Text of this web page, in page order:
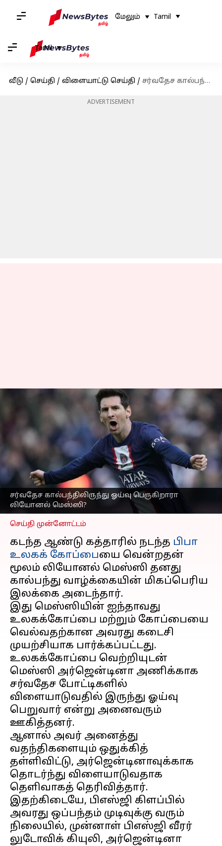
மேலும் Tamil
Tamil
வீடு / செய்தி / விளையாட்டு செய்தி / சர்வதேச கால்பந்திலிருந்து ஓய்வு பெருகிறாரா லியோனல் மெஸ்ஸி? முன்னாள் பிஎஸ்ஜி கிளப் வீரர் கொடுத்த பதில்!
ADVERTISEMENT
சர்வதேச கால்பந்திலிருந்து ஓய்வு பெருகிறாரா
லியோனல் மெஸ்ஸி?
சர்வதேச
கால்பந்திலிருந்து ஓய்வு
பெருகிறாரா லியோனல்
மெஸ்ஸி? முன்னாள்
பிஎஸ்ஜி கிளப் வீரர்
கொடுத்த பதில்!
எழுதியவர் Sekar Chinnappan Feb 23, 2023 04:40 pm
செய்தி முன்னோட்டம்
கடந்த ஆண்டு கத்தாரில் நடந்த பிபா
உலகக் கோப்பையை வென்றதன்
மூலம் லியோனல் மெஸ்ஸி தனது
கால்பந்து வாழ்க்கையின் மிகப்பெரிய
இலக்கை அடைந்தார்.
இது மெஸ்ஸியின் ஐந்தாவது
உலகக்கோப்பை மற்றும் கோப்பையை
வெல்வதற்கான அவரது கடைசி
முயற்சியாக பார்க்கப்பட்டது.
உலகக்கோப்பை வெற்றியுடன்
மெஸ்ஸி அர்ஜென்டினா அணிக்காக
சர்வதேச போட்டிகளில்
விளையாடுவதில் இருந்து ஓய்வு
பெறுவார் என்று அனைவரும்
ஊகித்தனர்.
ஆனால் அவர் அனைத்து
வதந்திகளையும் ஒதுக்கித்
தள்ளிவிட்டு, அர்ஜென்டினாவுக்காக
தொடர்ந்து விளையாடுவதாக
தெளிவாகத் தெரிவித்தார்.
இதற்கிடையே, பிஎஸ்ஜி கிளப்பில்
அவரது ஒப்பந்தம் முடிவுக்கு வரும்
நிலையில், முன்னாள் பிஎஸ்ஜி வீரர்
லுடோவிக் கியுலி, அர்ஜென்டினா